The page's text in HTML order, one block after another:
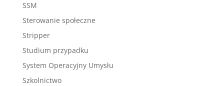
SSM
Sterowanie społeczne
Stripper
Studium przypadku
System Operacyjny Umysłu
Szkolnictwo